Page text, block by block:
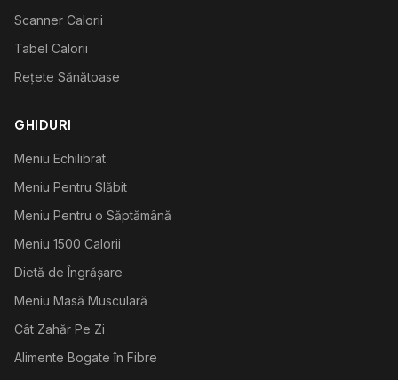
Scanner Calorii
Tabel Calorii
Rețete Sănătoase
GHIDURI
Meniu Echilibrat
Meniu Pentru Slăbit
Meniu Pentru o Săptămână
Meniu 1500 Calorii
Dietă de Îngrășare
Meniu Masă Musculară
Cât Zahăr Pe Zi
Alimente Bogate în Fibre